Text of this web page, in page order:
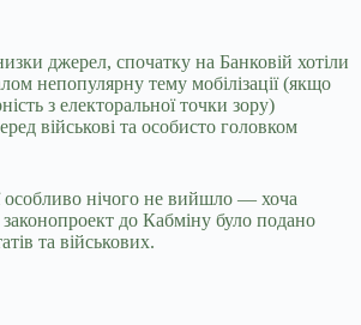
джерел, спочатку на Банковій хотіли
непопулярну тему мобілізації (якщо
з електоральної точки зору)
військові та особисто головком
особливо нічого не вийшло — хоча
до Кабміну було подано
та військових.